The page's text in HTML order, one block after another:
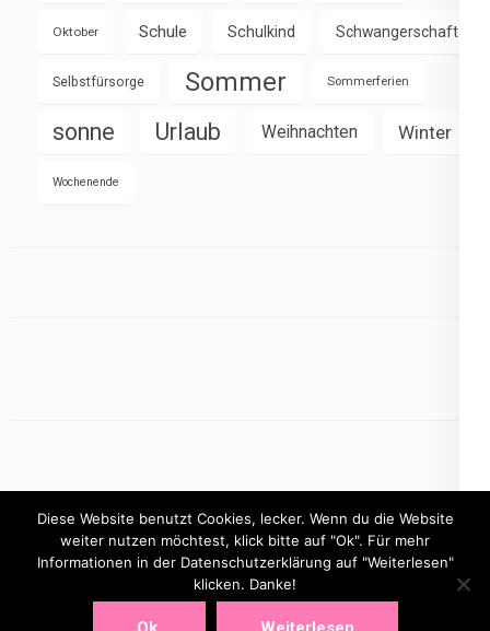
Oktober Schule Schulkind Schwangerschaft
Selbstfürsorge Sommer Sommerferien
sonne Urlaub Weihnachten Winter
Wochenende
mamasbusiness.de
Diese Website benutzt Cookies, lecker. Wenn du die Website
weiter nutzen möchtest, klick bitte auf "Ok". Für mehr
Informationen in der Datenschutzerklärung auf "Weiterlesen"
klicken. Danke!